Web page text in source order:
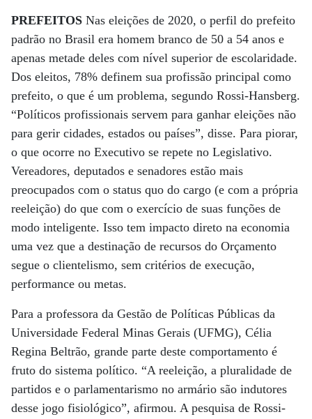
PREFEITOS Nas eleições de 2020, o perfil do prefeito
padrão no Brasil era homem branco de 50 a 54 anos e
apenas metade deles com nível superior de escolaridade.
Dos eleitos, 78% definem sua profissão principal como
prefeito, o que é um problema, segundo Rossi-Hansberg.
“Políticos profissionais servem para ganhar eleições não
para gerir cidades, estados ou países”, disse. Para piorar,
o que ocorre no Executivo se repete no Legislativo.
Vereadores, deputados e senadores estão mais
preocupados com o status quo do cargo (e com a própria
reeleição) do que com o exercício de suas funções de
modo inteligente. Isso tem impacto direto na economia
uma vez que a destinação de recursos do Orçamento
segue o clientelismo, sem critérios de execução,
performance ou metas.
Para a professora da Gestão de Políticas Públicas da
Universidade Federal Minas Gerais (UFMG), Célia
Regina Beltrão, grande parte deste comportamento é
fruto do sistema político. “A reeleição, a pluralidade de
partidos e o parlamentarismo no armário são indutores
desse jogo fisiológico”, afirmou. A pesquisa de Rossi-